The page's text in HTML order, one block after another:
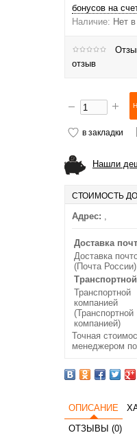
бонусов на
Наличие: Нет
отзыв
в закладки
Нашли
СТОИМОСТЬ
Адрес: ,
Доставка
Доставка
(Почта России)
Транспортной
компанией
(Транспортной
компанией)
Точная
менеджером
ОПИСАНИЕ
ОТЗЫВЫ (0)